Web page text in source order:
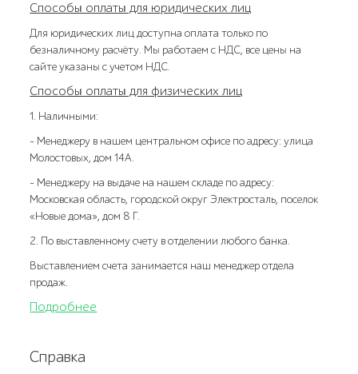
Способы оплаты для юридических лиц
Для юридических лиц доступна оплата только по
безналичному расчёту. Мы работаем с НДС, все цены на
сайте указаны с учетом НДС.
Способы оплаты для физических лиц
1. Наличными:
- Менеджеру в нашем центральном офисе по адресу: улица
Молостовых, дом 14А.
- Менеджеру на выдаче на нашем складе по адресу:
Московская область, городской округ Электросталь, поселок
«Новые дома», дом 8 Г.
2. По выставленному счету в отделении любого банка.
Выставлением счета занимается наш менеджер отдела
продаж.
Подробнее
Справка